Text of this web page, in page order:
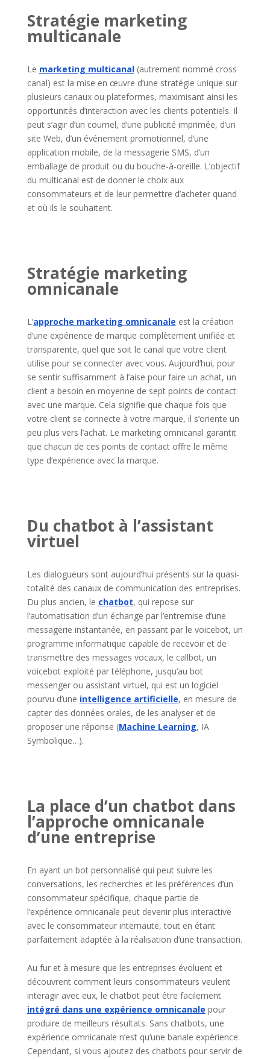
Stratégie marketing
multicanale
Le marketing multicanal(autrement nommé cross
canal) est la mise en œuvre d’une stratégie unique sur
plusieurs canaux ou plateformes, maximisant ainsi les
opportunités d’interaction avec les clients potentiels. Il
peut s’agir d’un courriel, d’une publicité imprimée, d’un
site Web, d’un événement promotionnel, d’une
application mobile, de la messagerie SMS, d’un
emballage de produit ou du bouche-à-oreille. L’objectif
du multicanal est de donner le choix aux
consommateurs et de leur permettre d’acheter quand
et où ils le souhaitent.
Stratégie marketing
omnicanale
L’approche marketing omnicanale est la création
d’une expérience de marque complètement unifiée et
transparente, quel que soit le canal que votre client
utilise pour se connecter avec vous. Aujourd’hui, pour
se sentir suffisamment à l’aise pour faire un achat, un
client a besoin en moyenne de sept points de contact
avec une marque. Cela signifie que chaque fois que
votre client se connecte à votre marque, il s’oriente un
peu plus vers l’achat. Le marketing omnicanal garantit
que chacun de ces points de contact offre le même
type d’expérience avec la marque.
Du chatbot à l’assistant
virtuel
Les dialogueurs sont aujourd’hui présents sur la quasi-
totalité des canaux de communication des entreprises.
Du plus ancien, le chatbot, qui repose sur
l’automatisation d’un échange par l’entremise d’une
messagerie instantanée, en passant par le voicebot, un
programme informatique capable de recevoir et de
transmettre des messages vocaux, le callbot, un
voicebot exploité par téléphone, jusqu’au bot
messenger ou assistant virtuel, qui est un logiciel
pourvu d’une intelligence artificielle, en mesure de
capter des données orales, de les analyser et de
proposer une réponse (Machine Learning, IA
Symbolique…).
La place d’un chatbot dans
l’approche omnicanale
d’une entreprise
En ayant un bot personnalisé qui peut suivre les
conversations, les recherches et les préférences d’un
consommateur spécifique, chaque partie de
l’expérience omnicanale peut devenir plus interactive
avec le consommateur internaute, tout en étant
parfaitement adaptée à la réalisation d’une transaction.
Au fur et à mesure que les entreprises évoluent et
découvrent comment leurs consommateurs veulent
interagir avec eux, le chatbot peut être facilement
intégré dans une expérience omnicanale pour
produire de meilleurs résultats. Sans chatbots, une
expérience omnicanale n’est qu’une banale expérience.
Cependant, si vous ajoutez des chatbots pour servir de